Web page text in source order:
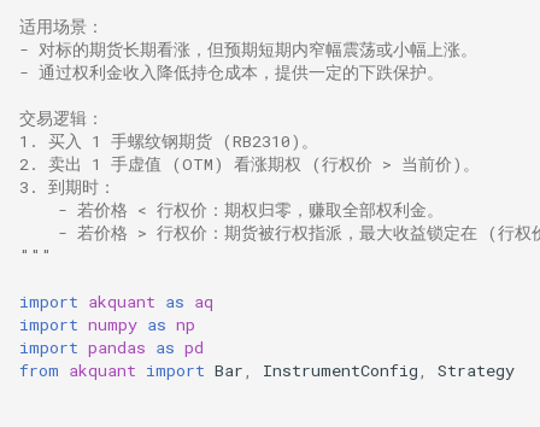
适用场景：
- 对标的期货长期看涨，但预期短期内窄幅震荡或小幅上涨。
- 通过权利金收入降低持仓成本，提供一定的下跌保护。
交易逻辑：
1. 买入 1 手螺纹钢期货 (RB2310)。
2. 卖出 1 手虚值 (OTM) 看涨期权 (行权价 > 当前价)。
3. 到期时：
    - 若价格 < 行权价：期权归零，赚取全部权利金。
- 若价格 > 行权价：期货被行权指派，最大收益锁定在 (行
"""
import akquant as aq
import numpy as np
import pandas as pd
from akquant import Bar, InstrumentConfig, Strategy